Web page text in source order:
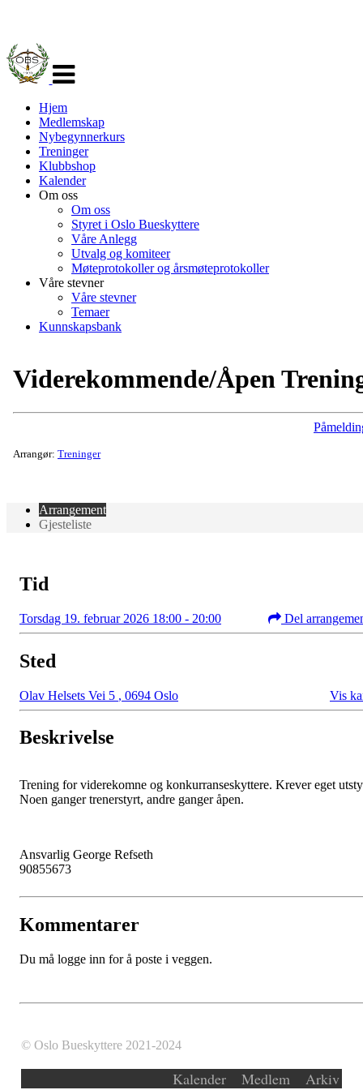
navigasjon
Hjem
Medlemskap
Nybegynnerkurs
Treninger
Klubbshop
Kalender
Om oss
Om oss
Styret i Oslo Bueskyttere
Våre Anlegg
Utvalg og komiteer
Møteprotokoller og årsmøteprotokoller
Våre stevner
Våre stevner
Temaer
Kunnskapsbank
Viderekommende/Åpen
Arrangør: Treninger
Arrangement
Gjesteliste
Tid
Torsdag 19. februar 2026 18:00 - 20:00 Del
Sted
Olav Helsets Vei 5 , 0694 Oslo Vis
Beskrivelse
Trening for viderekomne og konkurranseskyttere. Krever eget
Noen ganger trenerstyrt, andre ganger åpen.
Ansvarlig George Refseth
90855673
Kommentarer
Du må logge inn for å poste i veggen.
© Oslo Bueskyttere 2021-2024
Kalender Medlem Arkiv